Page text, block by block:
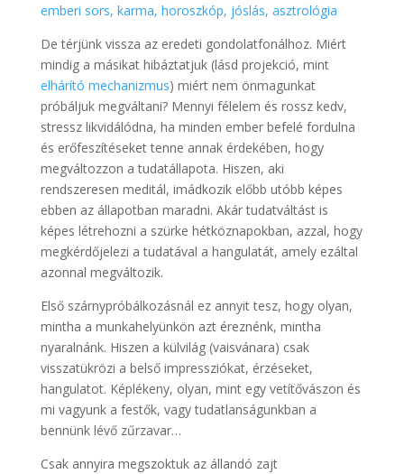
emberi sors, karma, horoszkóp, jóslás, asztrológia
De térjünk vissza az eredeti gondolatfonálhoz. Miért
mindig a másikat hibáztatjuk (lásd projekció, mint
elhárító mechanizmus) miért nem önmagunkat
próbáljuk megváltani? Mennyi félelem és rossz kedv,
stressz likvidálódna, ha minden ember befelé fordulna
és erőfeszítéseket tenne annak érdekében, hogy
megváltozzon a tudatállapota. Hiszen, aki
rendszeresen meditál, imádkozik előbb utóbb képes
ebben az állapotban maradni. Akár tudatváltást is
képes létrehozni a szürke hétköznapokban, azzal, hogy
megkérdőjelezi a tudatával a hangulatát, amely ezáltal
azonnal megváltozik.
Első szárnypróbálkozásnál ez annyit tesz, hogy olyan,
mintha a munkahelyünkön azt éreznénk, mintha
nyaralnánk. Hiszen a külvilág (vaisvánara) csak
visszatükrözi a belső impressziókat, érzéseket,
hangulatot. Képlékeny, olyan, mint egy vetítővászon és
mi vagyunk a festők, vagy tudatlanságunkban a
bennünk lévő zűrzavar…
Csak annyira megszoktuk az állandó zajt